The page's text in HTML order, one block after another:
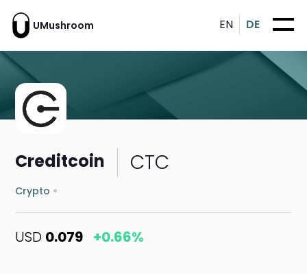
UMushroom EN DE
Creditcoin CTC
Crypto
USD 0.079 +0.66%